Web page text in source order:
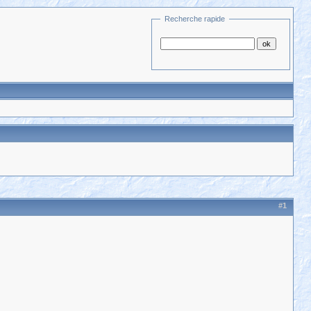
Recherche rapide
#1